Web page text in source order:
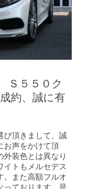
Ｓ５５０ク
約、誠に有
び頂きまして、誠
お声をかけて頂
外装色とは異なり
イトもメルセデス
。また高額フルオ
っております。是